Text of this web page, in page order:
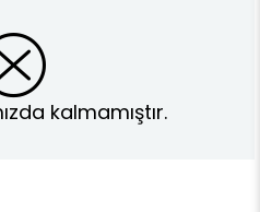
kalmamıştır.